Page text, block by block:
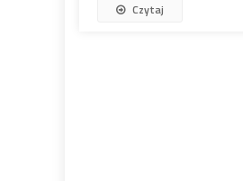
Czytaj